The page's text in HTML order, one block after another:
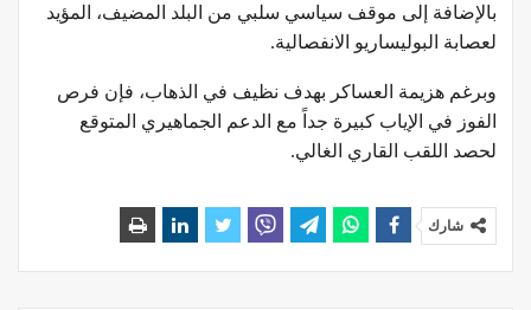
بالإضافة إلى موقف سياسي سلبي من البلد المضيف، المؤيد
لعصابة البوليساريو الانفصالية.
وبرغم هزيمة العساكر بهدف نظيف في الذهاب، فإن فرص
الفوز في الإياب كبيرة جداً مع الدعم الجماهيري المتوقع
لحصد اللقب القاري الغالي.
شارك